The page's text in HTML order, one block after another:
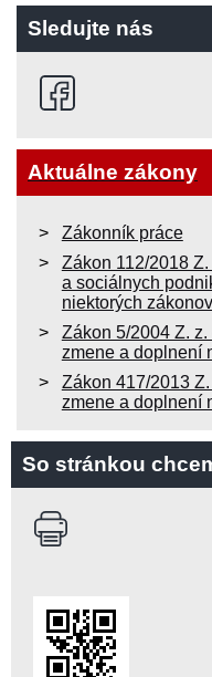
Sledujte nás
Aktuálne zákony
Zákonník práce
Zákon 112/2018
a sociálnych
niektorých zákonov
Zákon 5/2004 Z.
zmene a doplnení
Zákon 417/2013
zmene a doplnení
So stránkou